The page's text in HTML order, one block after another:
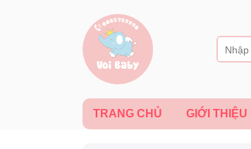
TRANG CHỦ GIỚI THIỆU